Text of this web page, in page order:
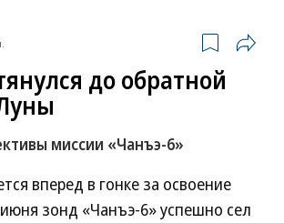
до обратной
миссии «Чанъэ-6»
вперед в гонке за освоение
зонд «Чанъэ-6» успешно сел